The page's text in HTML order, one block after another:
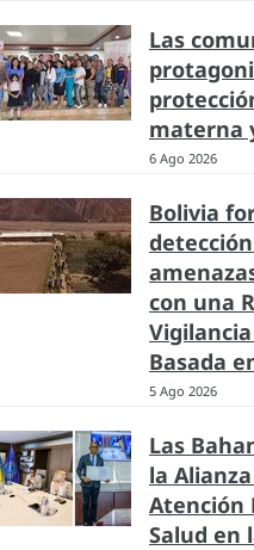
Las
materna
6 Ago 2026
Bolivia
con una
Basada
5 Ago 2026
Las
la
Atención
Salud en